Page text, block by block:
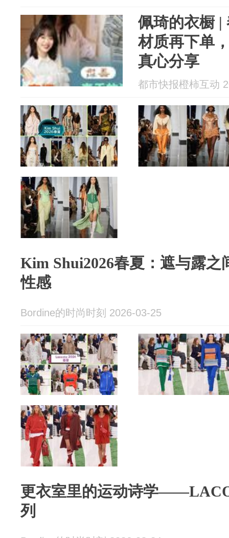
佩琦的衣橱 |
材质再下单
真心分享
都市快报橙柿互动
Kim Shui2026春夏：遮与露之
性感
Bordine的时尚时刻 2026-03-25
更衣室里的运动诗学
列